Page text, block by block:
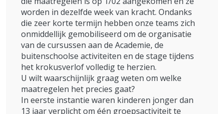
worden in dezelfde week van kracht. Ondanks
die zeer korte termijn hebben onze teams zich
onmiddellijk gemobiliseerd om de organisatie
van de cursussen aan de Academie, de
buitenschoolse activiteiten en de stage tijdens
het krokusverlof volledig te herzien.
U wilt waarschijnlijk graag weten om welke
maatregelen het precies gaat?
In eerste instantie waren kinderen jonger dan
13 jaar verplicht om één groepsactiviteit te